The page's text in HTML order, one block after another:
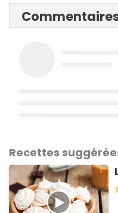
Recettes